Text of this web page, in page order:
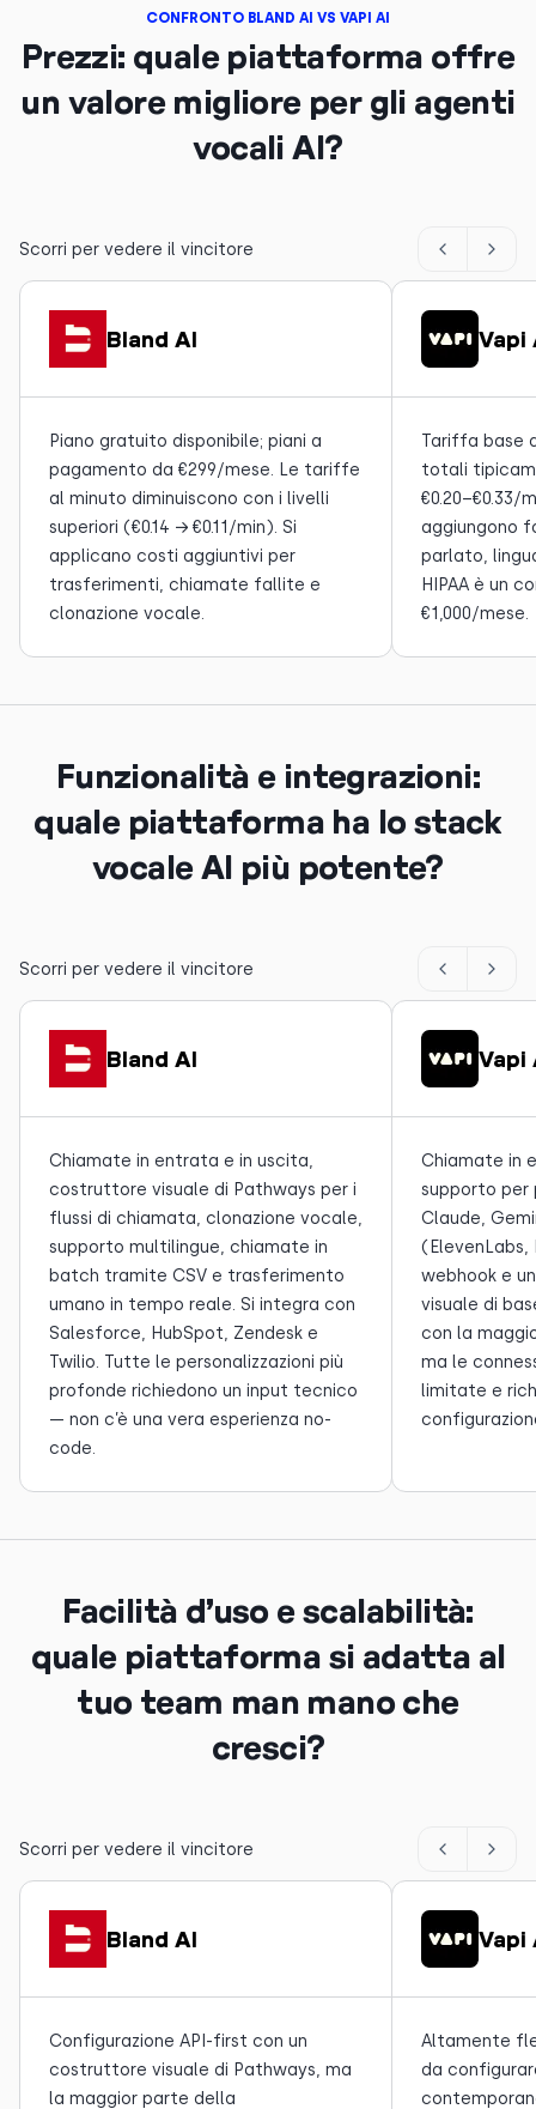
CONFRONTO BLAND AI VS VAPI AI
Prezzi: quale piattaforma offre
un valore migliore per gli agenti
vocali AI?
Scorri per vedere il vincitore
Bland AI
Piano gratuito disponibile; piani a
pagamento da €299/mese. Le tariffe
al minuto diminuiscono con i livelli
superiori (€0.14 → €0.11/min). Si
applicano costi aggiuntivi per
trasferimenti, chiamate fallite e
clonazione vocale.
Vapi
Tariffa base
totali
€0.20–€0.33/
aggiungono
parlato,
HIPAA è un
€1,000/mese.
Funzionalità e integrazioni:
quale piattaforma ha lo stack
vocale AI più potente?
Scorri per vedere il vincitore
Bland AI
Chiamate in entrata e in uscita,
costruttore visuale di Pathways per i
flussi di chiamata, clonazione vocale,
supporto multilingue, chiamate in
batch tramite CSV e trasferimento
umano in tempo reale. Si integra con
Salesforce, HubSpot, Zendesk e
Twilio. Tutte le personalizzazioni più
profonde richiedono un input tecnico
— non c’è una vera esperienza no-
code.
Vapi
Chiamate in
supporto per
Claude,
(ElevenLabs,
webhook e
visuale di
con la
ma le
limitate e
Facilità d’uso e scalabilità:
quale piattaforma si adatta al
tuo team man mano che
cresci?
Scorri per vedere il vincitore
Bland AI
Configurazione API-first con un
costruttore visuale di Pathways, ma
la maggior parte della
Vapi
Altamente
da